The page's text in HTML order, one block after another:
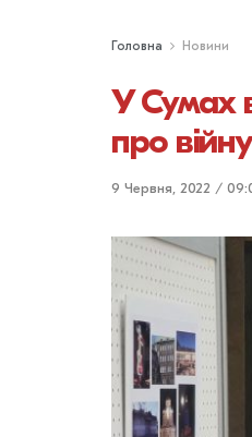
Головна Новини
У Сумах
про війну
9 Червня, 2022 /